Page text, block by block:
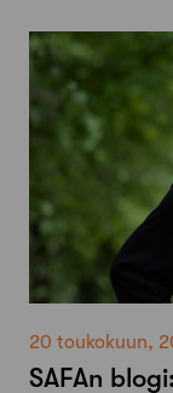
20 toukokuun,
SAFAn